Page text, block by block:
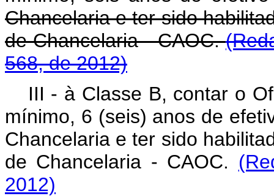
Chancelaria e ter sido
de Chancelaria - CAOC.
568, de 2012)
III - à Classe B, contar o
mínimo, 6 (seis) anos de
Chancelaria e ter sido
de Chancelaria - CAOC.
2012)